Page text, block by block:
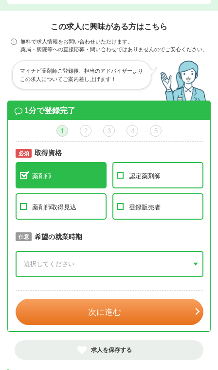
この求人に興味がある方はこちら
無料で求人情報をお問い合わせいただけます。
薬局・病院等への直接応募・問い合わせではありませんのでご安心ください。
マイナビ薬剤師ご登録後、担当のアドバイザーより
この求人についてご案内差し上げます！
1分で登録完了
1 2 3 4 5
必須 取得資格
薬剤師 認定薬剤師
薬剤師取得見込 登録販売者
必須 取得予定年
任意 希望の就業時期
次に進む
求人を保存する